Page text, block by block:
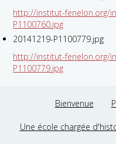
http://institut-fenelon.org/
P1100760.jpg
20141219-P1100779.jpg
http://institut-fenelon.org/
P1100779.jpg
Bienvenue
Une école chargée